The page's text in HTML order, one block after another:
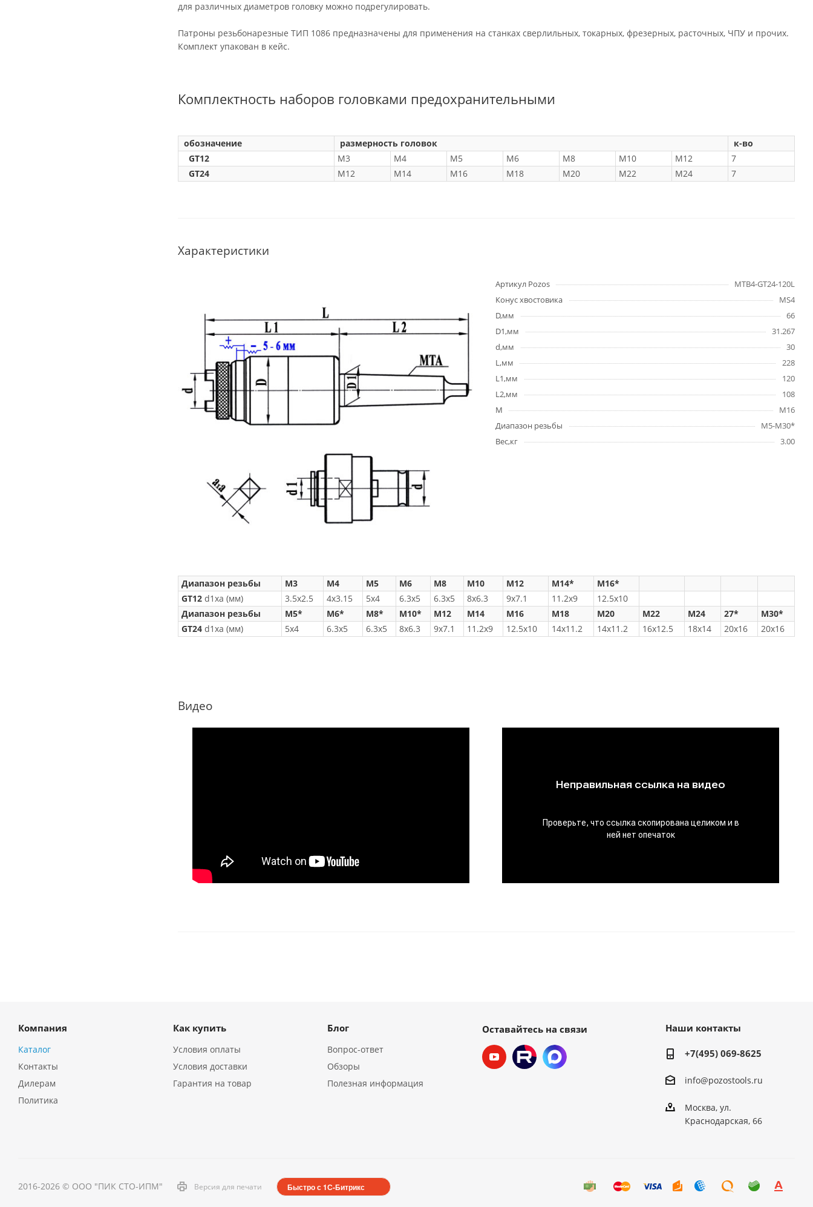
для различных диаметров головку можно подрегулировать.
Патроны резьбонарезные ТИП 1086 предназначены для применения на станках сверлильных, токарных, фрезерных, расточных, ЧПУ и прочих.
Комплект упакован в кейс.
Комплектность наборов головками предохранительными
обозначение размерность головок
к-во
GT12
М3 М4 М5 М6 М8 М10 М12
7
GT24
М12 М14 М16 М18 М20 М22 М24 7
Характеристики
Артикул Pozos
MTB4-GT24-120L
Конус хвостовика
MS4
D,мм
66
D1,мм
31.267
d,мм
30
L,мм
228
L1,мм
120
L2,мм
108
М
M16
Диапазон резьбы
M5-M30*
Вес,кг
3.00
Диапазон резьбы M3 M4 M5 M6 M8 M10 M12 M14*
M16*
GT12 d1xa (мм) 3.5x2.5 4x3.15 5x4 6.3x5 6.3x5 8x6.3 9x7.1 11.2x9
12.5x10
Диапазон резьбы
M5* M6* M8* M10* M12 M14 M16 M18 M20 M22 M24 27*
M30*
GT24 d1xa (мм) 5x4 6.3x5 6.3x5 8x6.3 9x7.1 11.2x9 12.5x10 14x11.2 14x11.2 16x12.5 18x14 20x16 20x16
Видео
Компания
Каталог
Контакты
Дилерам
Политика
Как купить
Условия оплаты
Условия доставки
Гарантия на товар
Блог
Вопрос-ответ
Обзоры
Полезная информация
Оставайтесь на связи Наши контакты
+7(495) 069-8625
info@pozostools.ru
Москва, ул.
Краснодарская, 66
2016-2026 © ООО "ПИК СТО-ИПМ" Версия для печати Быстро с 1С-Битрикс